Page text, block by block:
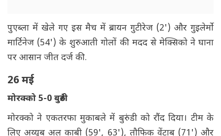
पुएब्ला में खेले गए इस मैच में ब्रायन गुटीरेज (2') और गुइलेर्मो
मार्टिनेज (54') के शुरुआती गोलों की मदद से मेक्सिको ने घाना
पर आसान जीत दर्ज की.
26 मई
मोरक्को 5-0 बुरुंडी
मोरक्को ने एकतरफा मुकाबले में बुरुंडी को रौंद दिया। टीम के
लिए अय्यूब अल काबी (59', 63'), तौफिक वेंटाब (71') और